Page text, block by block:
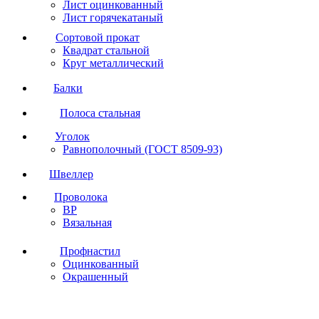
Лист оцинкованный
Лист горячекатаный
Сортовой прокат
Квадрат стальной
Круг металлический
Балки
Полоса стальная
Уголок
Равнополочный (ГОСТ 8509-93)
Швеллер
Проволока
ВР
Вязальная
Профнастил
Оцинкованный
Окрашенный